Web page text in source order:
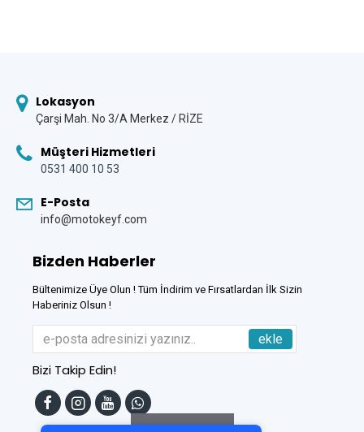
Tek Tıkla Ödeme Kolaylığı
7/24 Canlı Destek
Lokasyon
Çarşi Mah. No 3/A Merkez / RİZE
Müşteri Hizmetleri
0531 400 10 53
E-Posta
info@motokeyf.com
Bizden Haberler
Bültenimize Üye Olun ! Tüm İndirim ve Fırsatlardan İlk Sizin
Haberiniz Olsun !
ekle
Bizi Takip Edin!